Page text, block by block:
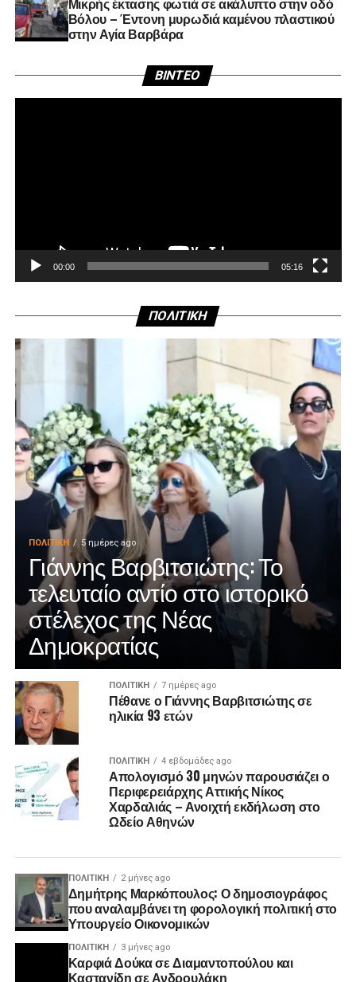
Βόλου – Έντονη μυρωδιά καμένου πλαστικού
στην Αγία Βαρβάρα
BINTEO
00:00 05:16
ΠΟΛΙΤΙΚΗ
ΠΟΛΙΤΙΚΉ 5 ημέρες ago
Γιάννης Βαρβιτσιώτης: Το
τελευταίο αντίο στο ιστορικό
στέλεχος της Νέας
Δημοκρατίας
ΠΟΛΙΤΙΚΉ 7 ημέρες ago
Πέθανε ο Γιάννης Βαρβιτσιώτης σε
ηλικία 93 ετών
ΠΟΛΙΤΙΚΉ 4 εβδομάδες ago
Απολογισμό 30 μηνών παρουσιάζει ο
Περιφερειάρχης Αττικής Νίκος
Χαρδαλιάς – Ανοιχτή εκδήλωση στο
Ωδείο Αθηνών
ΠΟΛΙΤΙΚΉ 2 μήνες ago
Δημήτρης Μαρκόπουλος: Ο δημοσιογράφος
που αναλαμβάνει τη φορολογική πολιτική στο
Υπουργείο Οικονομικών
ΠΟΛΙΤΙΚΉ 3 μήνες ago
Καρφιά Δούκα σε Διαμαντοπούλου και
Καστανίδη σε Ανδρουλάκη